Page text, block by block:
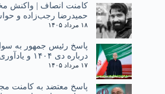
کامنت انصاف | واکنش
حمیدرضا رجب‌زاده و
۱۸ مرداد ۱۴۰۵
پاسخ رئیس جمهور به
درباره دی ۱۴۰۴ و یادآوری نطق سال ۸۸
۱۷ مرداد ۱۴۰۵
پاسخ معتضد به کامنت